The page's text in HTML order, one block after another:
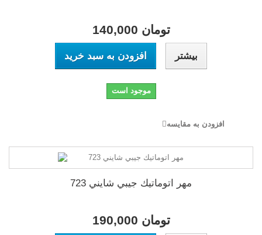
140,000 تومان
افزودن به سبد خرید بیشتر
موجود است
افزودن به مقایسه
مهر اتوماتيك جيبي شايني 723
190,000 تومان